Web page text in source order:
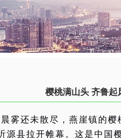
樱桃满山头 齐鲁
雾还未散尽，燕崖镇的樱
县拉开帷幕。这是中国